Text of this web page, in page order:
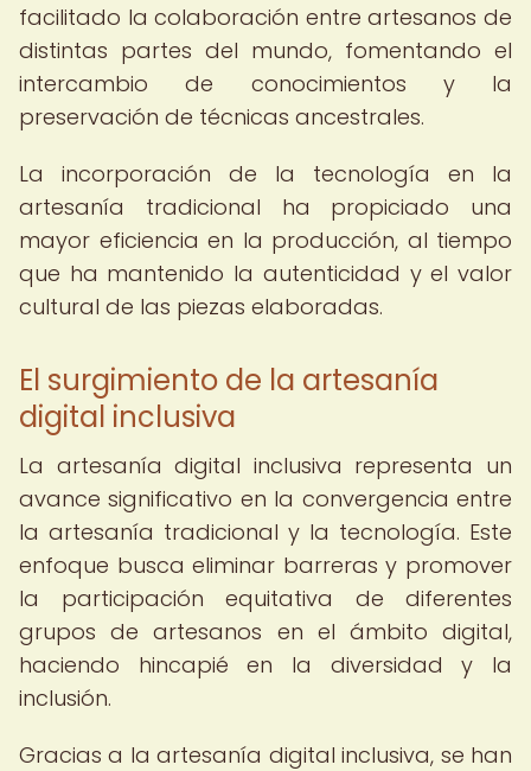
facilitado la colaboración entre artesanos de
distintas partes del mundo, fomentando el
intercambio de conocimientos y la
preservación de técnicas ancestrales.
La incorporación de la tecnología en la
artesanía tradicional ha propiciado una
mayor eficiencia en la producción, al tiempo
que ha mantenido la autenticidad y el valor
cultural de las piezas elaboradas.
El surgimiento de la artesanía
digital inclusiva
La artesanía digital inclusiva representa un
avance significativo en la convergencia entre
la artesanía tradicional y la tecnología. Este
enfoque busca eliminar barreras y promover
la participación equitativa de diferentes
grupos de artesanos en el ámbito digital,
haciendo hincapié en la diversidad y la
inclusión.
Gracias a la artesanía digital inclusiva, se han